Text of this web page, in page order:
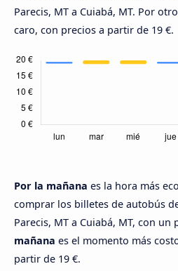
Parecis, MT a Cuiabá, MT. Por
caro, con precios a partir de 19 €.
Por la mañana es la hora más
comprar los billetes de autobús
Parecis, MT a Cuiabá, MT, con un
mañana es el momento más
partir de 19 €.